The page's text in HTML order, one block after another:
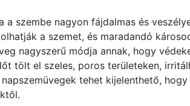
a szembe nagyon fájdalmas és
a szemet, és maradandó
nagyszerű módja annak, hogy
tölt el szeles, poros területeken,
tehet kijelenthető,